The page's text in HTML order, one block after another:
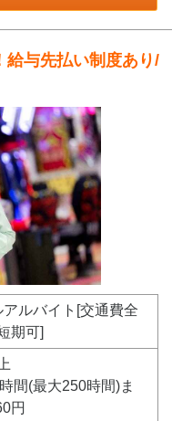
給与先払い制度あり/
ルバイト[交通費全
期可]
間(最大250時間)ま
円